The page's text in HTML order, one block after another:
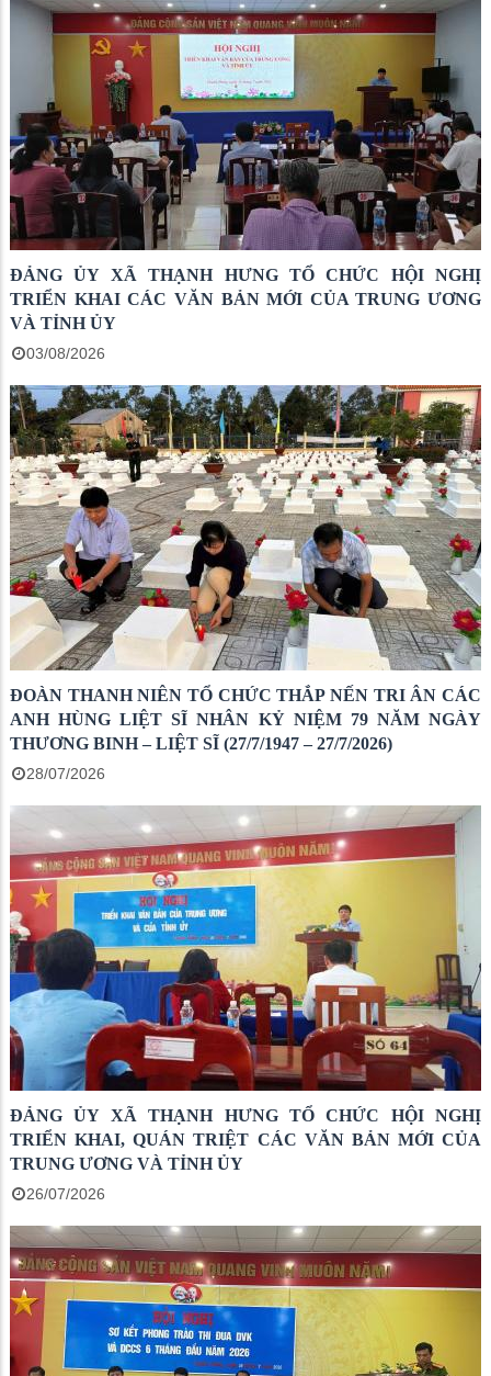
ĐẢNG ỦY XÃ THẠNH HƯNG TỔ CHỨC HỘI NGHỊ
TRIỂN KHAI CÁC VĂN BẢN MỚI CỦA TRUNG ƯƠNG
VÀ TỈNH ỦY
03/08/2026
ĐOÀN THANH NIÊN TỔ CHỨC THẮP NẾN TRI ÂN CÁC
ANH HÙNG LIỆT SĨ NHÂN KỶ NIỆM 79 NĂM NGÀY
THƯƠNG BINH – LIỆT SĨ (27/7/1947 – 27/7/2026)
28/07/2026
ĐẢNG ỦY XÃ THẠNH HƯNG TỔ CHỨC HỘI NGHỊ
TRIỂN KHAI, QUÁN TRIỆT CÁC VĂN BẢN MỚI CỦA
TRUNG ƯƠNG VÀ TỈNH ỦY
26/07/2026